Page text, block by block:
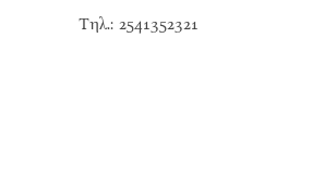
Τηλ.: 2541352321